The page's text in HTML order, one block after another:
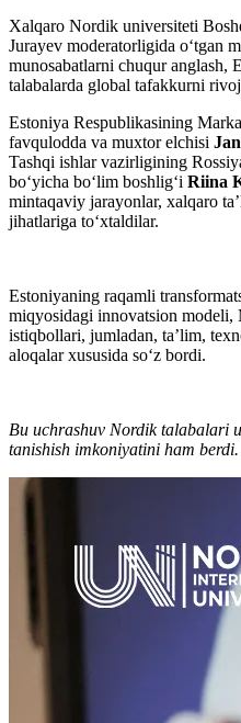
Xalqaro Nordik universiteti
Jurayev moderatorligida o‘tgan
munosabatlarni chuqur anglash,
talabalarda global tafakkurni
Estoniya Respublikasining
favqulodda va muxtor elchisi
Tashqi ishlar vazirligining
bo‘yicha bo‘lim boshlig‘i Riina
mintaqaviy jarayonlar, xalqaro
jihatlariga to‘xtaldilar.
Estoniyaning raqamli
miqyosidagi innovatsion
istiqbollari, jumladan, ta’lim,
aloqalar xususida so‘z bordi.
Bu uchrashuv Nordik talabalari
tanishish imkoniyatini ham berdi.